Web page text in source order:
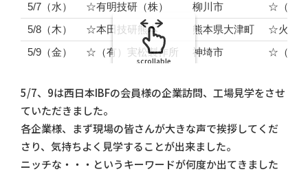
5/7（水） ☆有明技研（株） 柳川市
☆（株
5/8（木）
☆本田技研熊本 熊本県大津町
☆火の
5/9（金）
☆（有）実松製作所 神埼市 ☆（株
scrollable
5/7、9は西日本IBFの会員様の企業訪問、工場見学をさせ
ていただきました。
各企業様、まず現場の皆さんが大きな声で挨拶してくだ
さり、気持ちよく見学することが出来ました。
ニッチな・・・というキーワードが何度か出てきました